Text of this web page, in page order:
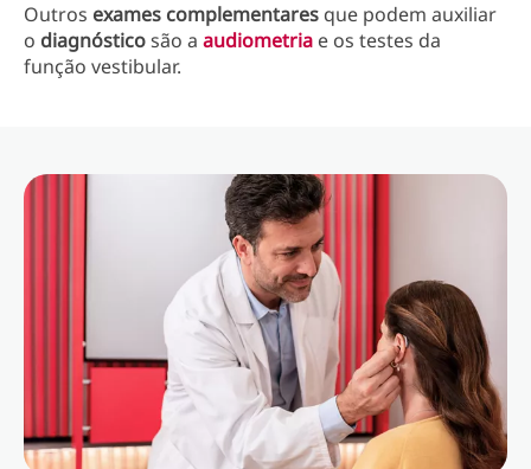
Outros exames complementares que podem auxiliar
o diagnósticosão a audiometria e os testes da
função vestibular.